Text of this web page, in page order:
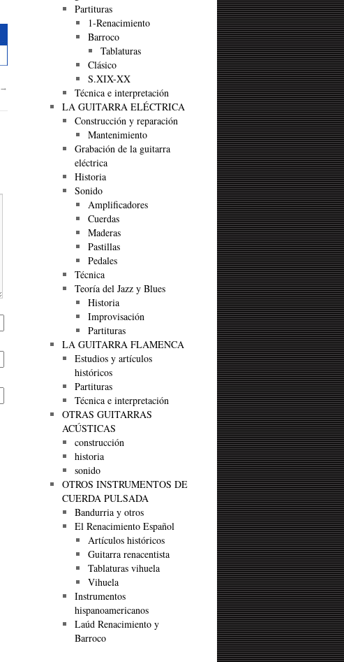
→
Partituras
1-Renacimiento
Barroco
Tablaturas
Clásico
S.XIX-XX
Técnica e interpretación
LA GUITARRA ELÉCTRICA
Construcción y reparación
Mantenimiento
Grabación de la guitarra
eléctrica
Historia
Sonido
Amplificadores
Cuerdas
Maderas
Pastillas
Pedales
Técnica
Teoría del Jazz y Blues
Historia
Improvisación
Partituras
LA GUITARRA FLAMENCA
Estudios y artículos
históricos
Partituras
Técnica e interpretación
OTRAS GUITARRAS
ACÚSTICAS
construcción
historia
sonido
OTROS INSTRUMENTOS DE
CUERDA PULSADA
Bandurria y otros
El Renacimiento Español
Artículos históricos
Guitarra renacentista
Tablaturas vihuela
Vihuela
Instrumentos
hispanoamericanos
Laúd Renacimiento y
Barroco